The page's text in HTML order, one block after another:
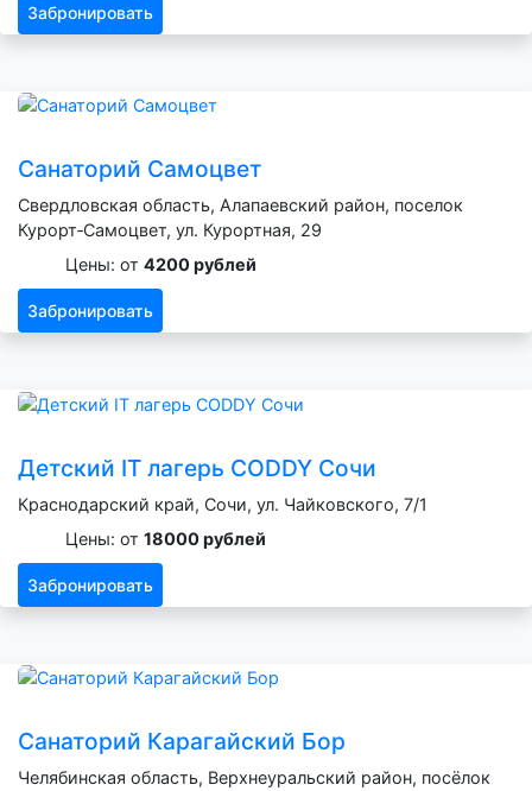
Забронировать
Санаторий Самоцвет
Свердловская область, Алапаевский район, поселок
Курорт‑Самоцвет, ул. Курортная, 29
Цены: от 4200 рублей
Забронировать
Детский IT лагерь CODDY Сочи
Краснодарский край, Сочи, ул. Чайковского, 7/1
Цены: от 18000 рублей
Забронировать
Санаторий Карагайский Бор
Челябинская область, Верхнеуральский район, посёлок